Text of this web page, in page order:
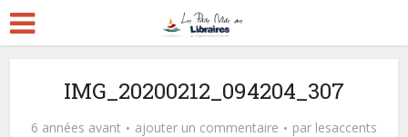
IMG_20200212_094204_307
6 années avant ajouter un commentaire par lesaccents